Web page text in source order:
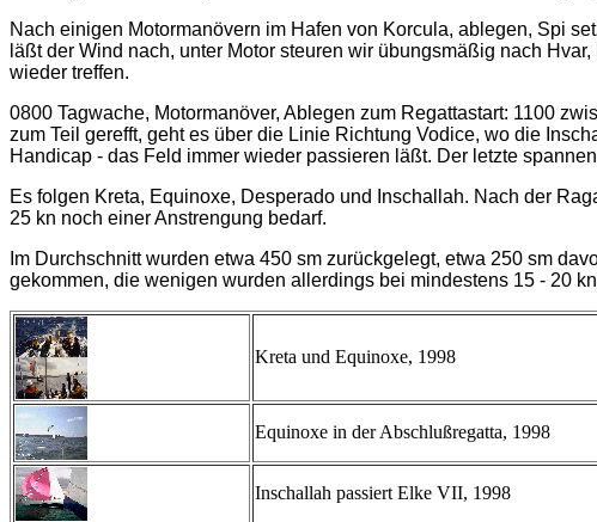
Nach einigen Motormanövern im Hafen von Korcula, ablegen, Spi
läßt der Wind nach, unter Motor steuren wir übungsmäßig nach
wieder treffen.
0800 Tagwache, Motormanöver, Ablegen zum Regattastart: 1100
zum Teil gerefft, geht es über die Linie Richtung Vodice, wo die
Handicap - das Feld immer wieder passieren läßt. Der letzte
Es folgen Kreta, Equinoxe, Desperado und Inschallah. Nach der
25 kn noch einer Anstrengung bedarf.
Im Durchschnitt wurden etwa 450 sm zurückgelegt, etwa 250 sm
gekommen, die wenigen wurden allerdings bei mindestens 15 - 20
Kreta und Equinoxe, 1998
Equinoxe in der Abschlußregatta, 1998
Inschallah passiert Elke VII, 1998